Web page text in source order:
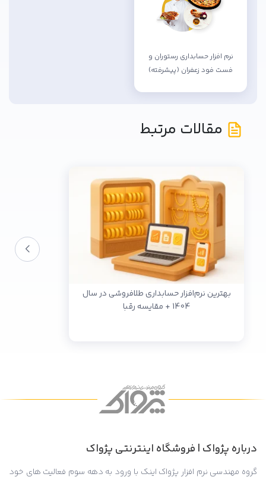
نرم افزار حسابداری رستوران و
فست فود زعفران (پیشرفته)
مقالات مرتبط
بهترین نرم‌افزار حسابداری طلافروشی در سال
1404 + مقایسه رقبا
درباره پژواک | فروشگاه اینترنتی پژواک
گروه مهندسی نرم افزار پژواک اینک با ورود به دهه سوم فعالیت های خود